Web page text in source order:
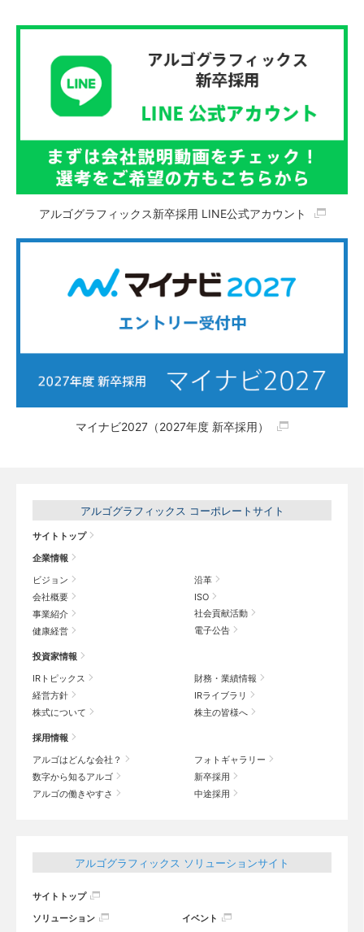
アルゴグラフィックス新卒採用 LINE公式アカウント
マイナビ2027（2027年度 新卒採用）
アルゴグラフィックス コーポレートサイト
サイトトップ
企業情報
ビジョン
会社概要
事業紹介
健康経営
沿革
ISO
社会貢献活動
電子公告
投資家情報
IRトピックス
経営方針
株式について
財務・業績情報
IRライブラリ
株主の皆様へ
採用情報
アルゴはどんな会社？
数字から知るアルゴ
アルゴの働きやすさ
フォトギャラリー
新卒採用
中途採用
アルゴグラフィックス ソリューションサイト
サイトトップ
ソリューション
イベント